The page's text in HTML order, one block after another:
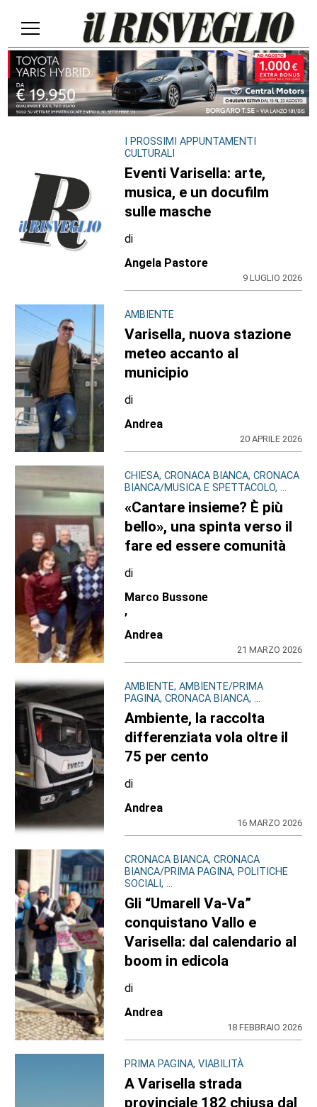
I PROSSIMI APPUNTAMENTI
CULTURALI
Eventi Varisella: arte,
musica, e un docufilm
sulle masche
di
Angela Pastore
9 LUGLIO 2026
AMBIENTE
Varisella, nuova stazione
meteo accanto al
municipio
di
Andrea
20 APRILE 2026
CHIESA, CRONACA BIANCA, CRONACA
BIANCA/MUSICA E SPETTACOLO, ...
«Cantare insieme? È più
bello», una spinta verso il
fare ed essere comunità
di
Marco Bussone
,
Andrea
21 MARZO 2026
AMBIENTE, AMBIENTE/PRIMA
PAGINA, CRONACA BIANCA, ...
Ambiente, la raccolta
differenziata vola oltre il
75 per cento
di
Andrea
16 MARZO 2026
CRONACA BIANCA, CRONACA
BIANCA/PRIMA PAGINA, POLITICHE
SOCIALI, ...
Gli “Umarell Va-Va”
conquistano Vallo e
Varisella: dal calendario al
boom in edicola
di
Andrea
18 FEBBRAIO 2026
PRIMA PAGINA, VIABILITÀ
A Varisella strada
provinciale 182 chiusa dal